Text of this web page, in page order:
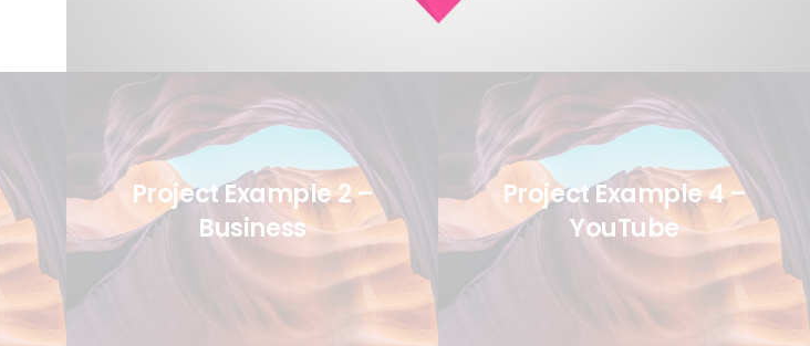
Project Example 2 –
Business
Project Example 4 –
YouTube